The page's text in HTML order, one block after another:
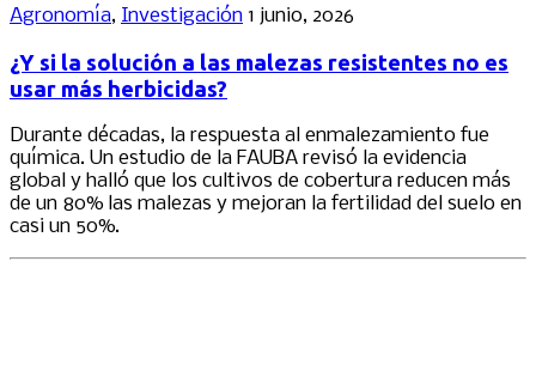
Agronomía, Investigación 1 junio, 2026
¿Y si la solución a las malezas resistentes no es
usar más herbicidas?
Durante décadas, la respuesta al enmalezamiento fue
química. Un estudio de la FAUBA revisó la evidencia
global y halló que los cultivos de cobertura reducen más
de un 80% las malezas y mejoran la fertilidad del suelo en
casi un 50%.